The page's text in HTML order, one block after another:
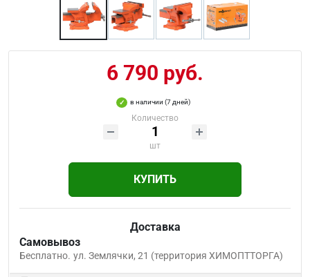
6 790 руб.
в наличии (7 дней)
Количество
шт
КУПИТЬ
Доставка
Самовывоз
Бесплатно. ул. Землячки, 21 (территория ХИМОПТТОРГА)